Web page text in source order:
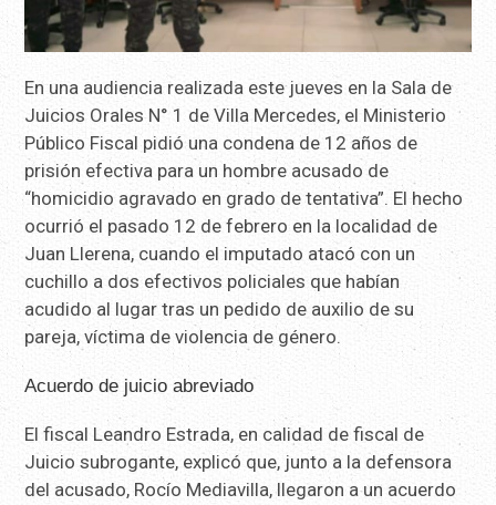
En una audiencia realizada este jueves en la Sala de
Juicios Orales N° 1 de Villa Mercedes, el Ministerio
Público Fiscal pidió una condena de 12 años de
prisión efectiva para un hombre acusado de
“homicidio agravado en grado de tentativa”. El hecho
ocurrió el pasado 12 de febrero en la localidad de
Juan Llerena, cuando el imputado atacó con un
cuchillo a dos efectivos policiales que habían
acudido al lugar tras un pedido de auxilio de su
pareja, víctima de violencia de género.
Acuerdo de juicio abreviado
El fiscal Leandro Estrada, en calidad de fiscal de
Juicio subrogante, explicó que, junto a la defensora
del acusado, Rocío Mediavilla, llegaron a un acuerdo